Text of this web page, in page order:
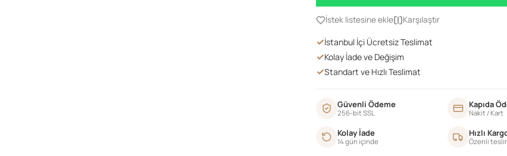
AYNA
adet
İstek listesine ekle Karşılaştır
✓İstanbul İçi Ücretsiz Teslimat
✓Kolay İade ve Değişim
✓Standart ve Hızlı Teslimat
Güvenli Ödeme
256-bit SSL
Kapıda
Nakit / Kart
Kolay İade
14 gün içinde
Hızlı
Özenli